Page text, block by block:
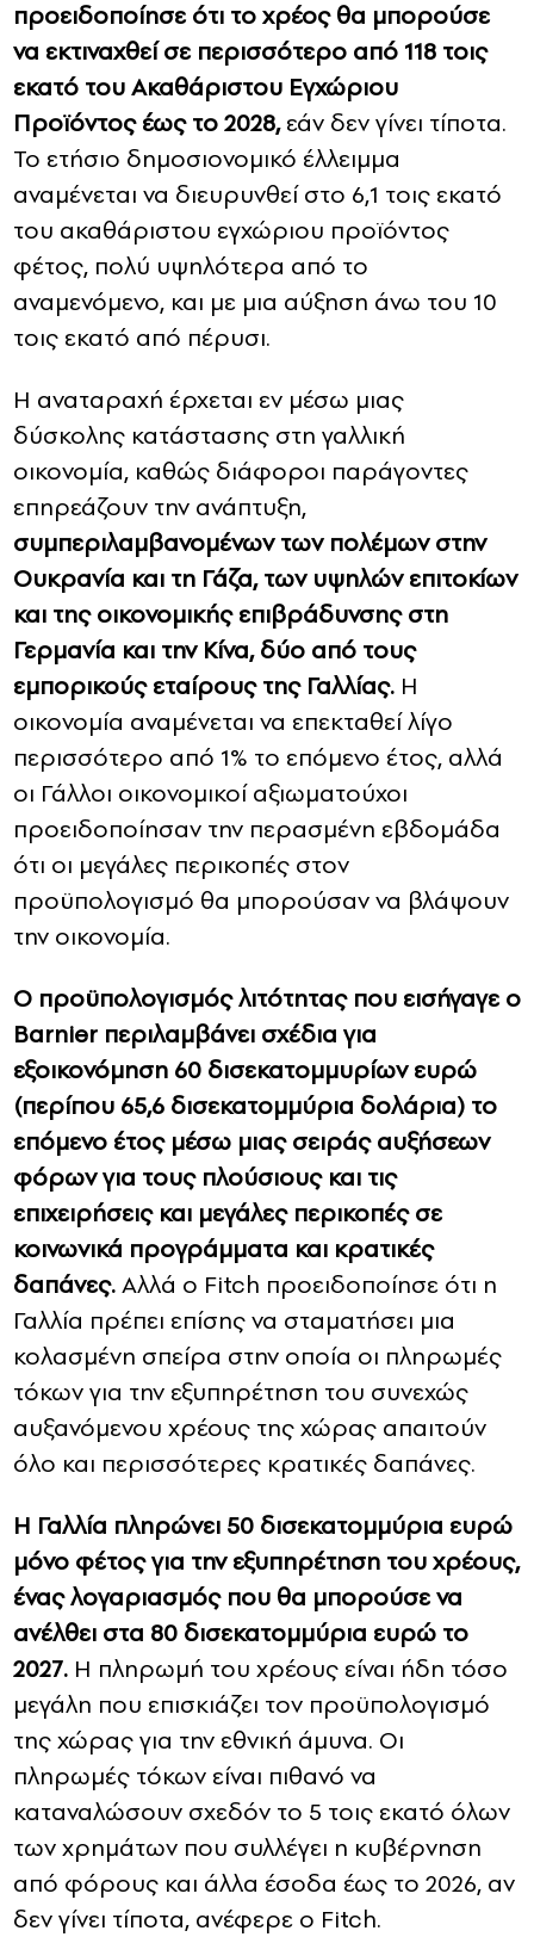
προειδοποίησε ότι το χρέος θα μπορούσε
να εκτιναχθεί σε περισσότερο από 118 τοις
εκατό του Ακαθάριστου Εγχώριου
Προϊόντος έως το 2028,εάν δεν γίνει τίποτα.
Το ετήσιο δημοσιονομικό έλλειμμα
αναμένεται να διευρυνθεί στο 6,1 τοις εκατό
του ακαθάριστου εγχώριου προϊόντος
φέτος, πολύ υψηλότερα από το
αναμενόμενο, και με μια αύξηση άνω του 10
τοις εκατό από πέρυσι.
Η αναταραχή έρχεται εν μέσω μιας
δύσκολης κατάστασης στη γαλλική
οικονομία, καθώς διάφοροι παράγοντες
επηρεάζουν την ανάπτυξη,
συμπεριλαμβανομένων των πολέμων στην
Ουκρανία και τη Γάζα, των υψηλών επιτοκίων
και της οικονομικής επιβράδυνσης στη
Γερμανία και την Κίνα, δύο από τους
εμπορικούς εταίρους της Γαλλίας. Η
οικονομία αναμένεται να επεκταθεί λίγο
περισσότερο από 1% το επόμενο έτος, αλλά
οι Γάλλοι οικονομικοί αξιωματούχοι
προειδοποίησαν την περασμένη εβδομάδα
ότι οι μεγάλες περικοπές στον
προϋπολογισμό θα μπορούσαν να βλάψουν
την οικονομία.
Ο προϋπολογισμός λιτότητας που εισήγαγε ο
Barnier περιλαμβάνει σχέδια για
εξοικονόμηση 60 δισεκατομμυρίων ευρώ
(περίπου 65,6 δισεκατομμύρια δολάρια) το
επόμενο έτος μέσω μιας σειράς αυξήσεων
φόρων για τους πλούσιους και τις
επιχειρήσεις και μεγάλες περικοπές σε
κοινωνικά προγράμματα και κρατικές
δαπάνες.Αλλά ο Fitch προειδοποίησε ότι η
Γαλλία πρέπει επίσης να σταματήσει μια
κολασμένη σπείρα στην οποία οι πληρωμές
τόκων για την εξυπηρέτηση του συνεχώς
αυξανόμενου χρέους της χώρας απαιτούν
όλο και περισσότερες κρατικές δαπάνες.
Η Γαλλία πληρώνει 50 δισεκατομμύρια ευρώ
μόνο φέτος για την εξυπηρέτηση του χρέους,
ένας λογαριασμός που θα μπορούσε να
ανέλθει στα 80 δισεκατομμύρια ευρώ το
2027. Η πληρωμή του χρέους είναι ήδη τόσο
μεγάλη που επισκιάζει τον προϋπολογισμό
της χώρας για την εθνική άμυνα. Οι
πληρωμές τόκων είναι πιθανό να
καταναλώσουν σχεδόν το 5 τοις εκατό όλων
των χρημάτων που συλλέγει η κυβέρνηση
από φόρους και άλλα έσοδα έως το 2026, αν
δεν γίνει τίποτα, ανέφερε ο Fitch.